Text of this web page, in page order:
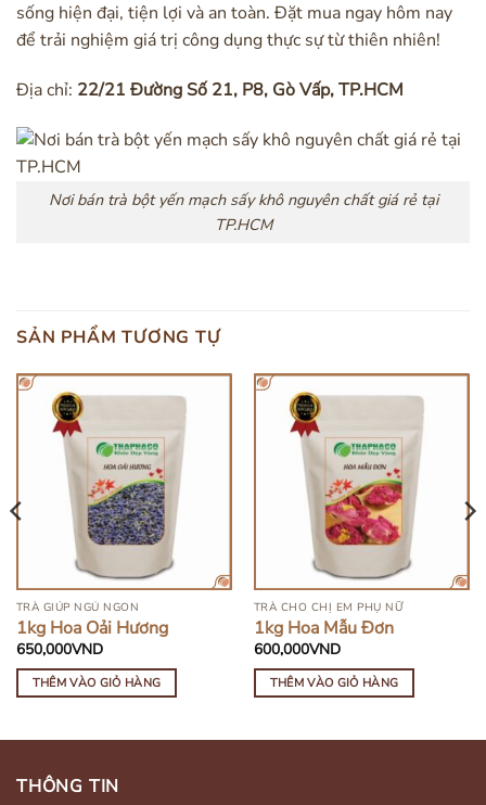
sống hiện đại, tiện lợi và an toàn. Đặt mua ngay hôm nay
để trải nghiệm giá trị công dụng thực sự từ thiên nhiên!
Địa chỉ: 22/21 Đường Số 21, P8, Gò Vấp, TP.HCM
Nơi bán trà bột yến mạch sấy khô nguyên chất giá rẻ tại
TP.HCM
SẢN PHẨM TƯƠNG TỰ
TRÀ GIÚP NGỦ NGON
1kg Hoa Oải Hương
650,000VND
THÊM VÀO GIỎ HÀNG
TRÀ CHO CHỊ EM PHỤ NỮ
1kg Hoa Mẫu Đơn
600,000VND
THÊM VÀO GIỎ HÀNG
THÔNG TIN